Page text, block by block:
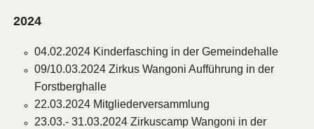
2024
04.02.2024 Kinderfasching in der Gemeindehalle
09/10.03.2024 Zirkus Wangoni Aufführung in der
Forstberghalle
22.03.2024 Mitgliederversammlung
23.03.- 31.03.2024 Zirkuscamp Wangoni in der